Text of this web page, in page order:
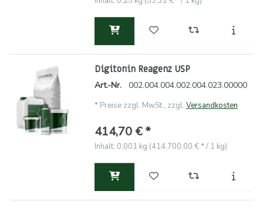
Digitonin Reagenz USP
Art.-Nr. 002.004.004.002.004.023.00000
* Preise zzgl. MwSt., zzgl. Versandkosten
414,70 € *
Inhalt: 0,001 kg (414.700,00 € * / 1 kg)